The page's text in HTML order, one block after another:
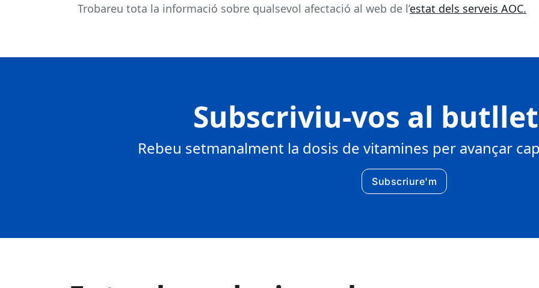
Trobareu tota la informació sobre qualsevol afectació al web de l’estat dels serveis AOC.
Subscriviu-vos al
Rebeu setmanalment la dosis de vitamines per avançar
Subscriure'm